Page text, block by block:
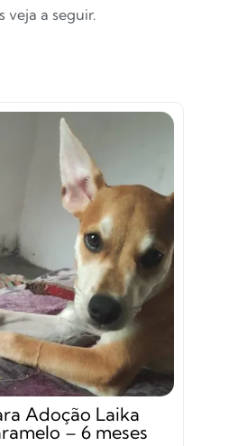
veja a seguir.
Adoção Laika
– 6 meses